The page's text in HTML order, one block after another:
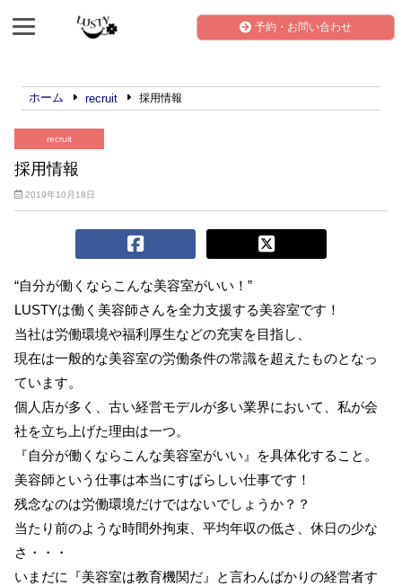
予約・お問い合わせ
ホーム recruit 採用情報
recruit
採用情報
2019年10月18日
“自分が働くならこんな美容室がいい！”
LUSTYは働く美容師さんを全力支援する美容室です！
当社は労働環境や福利厚生などの充実を目指し、
現在は一般的な美容室の労働条件の常識を超えたものとなっ
ています。
個人店が多く、古い経営モデルが多い業界において、私が会
社を立ち上げた理由は一つ。
『自分が働くならこんな美容室がいい』を具体化すること。
美容師という仕事は本当にすばらしい仕事です！
残念なのは労働環境だけではないでしょうか？？
当たり前のような時間外拘束、平均年収の低さ、休日の少な
さ・・・
いまだに『美容室は教育機関だ』と言わんばかりの経営者す